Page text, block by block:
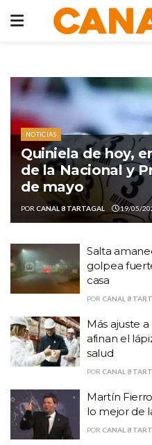
NOTICIAS
Quiniela de hoy,
de la Nacional y
de mayo
POR CANAL 8 TARTAGAL 19/05/
Salta
golpea
casa
POR CANAL 8
Más ajuste
afinan el
salud
POR CANAL 8
Martín
lo mejor de
POR CANAL 8